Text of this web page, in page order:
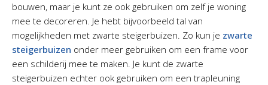
bouwen, maar je kunt ze ook gebruiken om zelf je woning
mee te decoreren. Je hebt bijvoorbeeld tal van
mogelijkheden met zwarte steigerbuizen. Zo kun je zwarte
steigerbuizen onder meer gebruiken om een frame voor
een schilderij mee te maken. Je kunt de zwarte
steigerbuizen echter ook gebruiken om een trapleuning